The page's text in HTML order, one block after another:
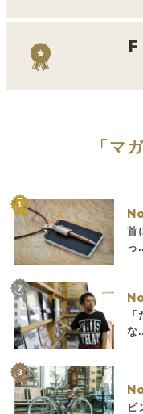
「マ
首
っ
な
ビ